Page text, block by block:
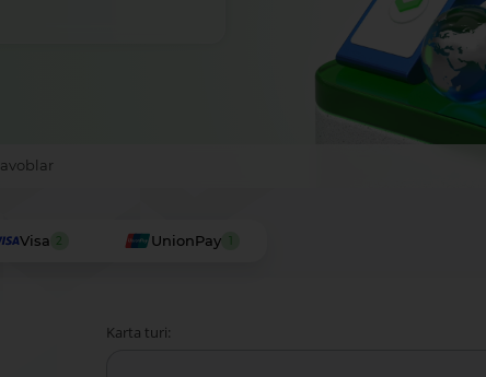
Visa 2 UnionPay 1
Karta turi: